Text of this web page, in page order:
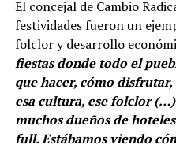
El concejal de Cambio
festividades fueron un
folclor y desarrollo
fiestas donde todo el
que hacer, cómo
esa cultura, ese folclor
muchos dueños de
full. Estábamos viendo